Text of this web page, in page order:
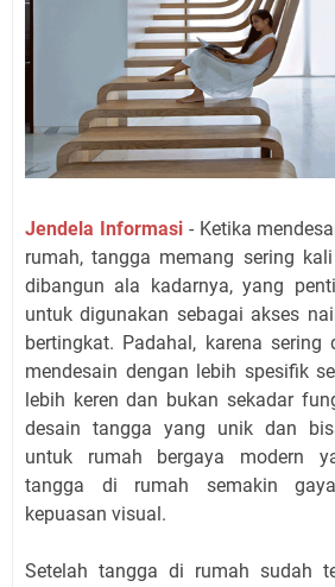
Jendela Informasi- Ketika
rumah, tangga memang sering
dibangun ala kadarnya, yang
untuk digunakan sebagai akses
bertingkat. Padahal, karena sering
mendesain dengan lebih spesifik
lebih keren dan bukan sekadar
desain tangga yang unik dan
untuk rumah bergaya modern
tangga di rumah semakin
kepuasan visual.
Setelah tangga di rumah sudah